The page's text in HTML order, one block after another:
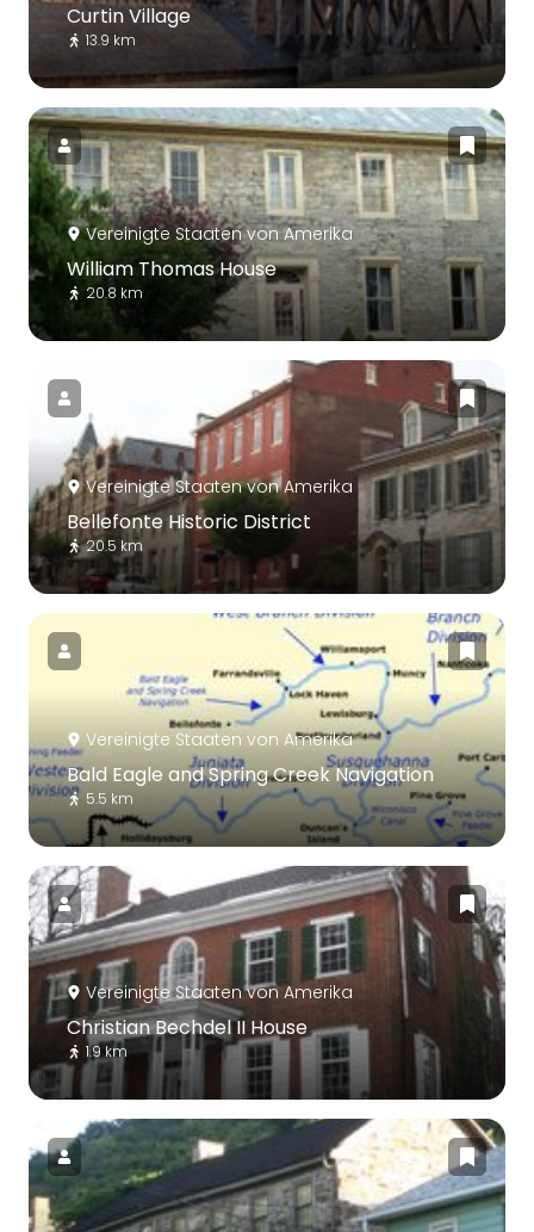
Curtin Village
13.9 km
Vereinigte Staaten von Amerika
William Thomas House
20.8 km
Vereinigte Staaten von Amerika
Bellefonte Historic District
20.5 km
Vereinigte Staaten von Amerika
Bald Eagle and Spring Creek Navigation
5.5 km
Vereinigte Staaten von Amerika
Christian Bechdel II House
1.9 km